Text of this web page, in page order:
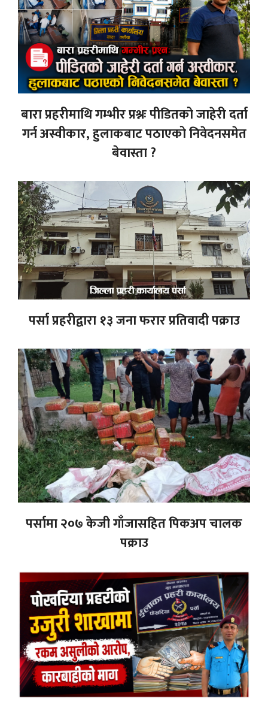
बारा प्रहरीमाथि गम्भीर प्रश्नः पीडितको जाहेरी दर्ता
गर्न अस्वीकार, हुलाकबाट पठाएको निवेदनसमेत
बेवास्ता ?
पर्सा प्रहरीद्वारा १३ जना फरार प्रतिवादी पक्राउ
पर्सामा २०७ केजी गाँजासहित पिकअप चालक
पक्राउ